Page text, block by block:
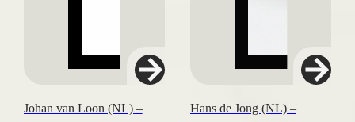
Johan van Loon (NL) –
Hans de Jong (NL) –